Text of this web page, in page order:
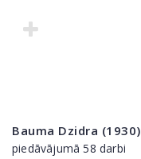
Bauma Dzidra (1930)
piedāvājumā 58 darbi